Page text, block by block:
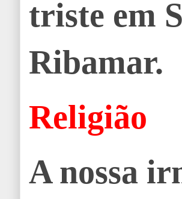
triste em
Ribamar.
Religião
A nossa